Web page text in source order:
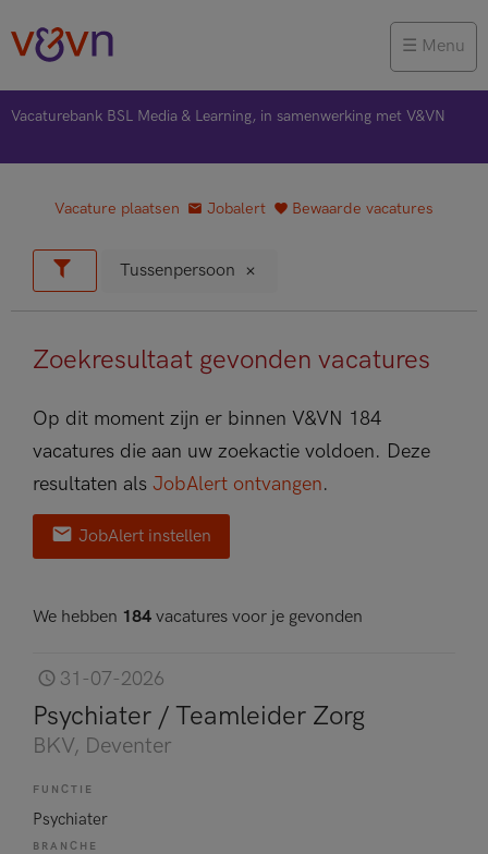
Menu
Vacaturebank BSL Media & Learning, in samenwerking met V&VN
Vacature plaatsen Jobalert Bewaarde vacatures
Tussenpersoon
Zoekresultaat gevonden vacatures
Op dit moment zijn er binnen V&VN 184
vacatures die aan uw zoekactie voldoen. Deze
resultaten als JobAlert ontvangen.
JobAlert instellen
We hebben 184 vacatures voor je gevonden
31-07-2026
Psychiater / Teamleider Zorg
BKV, Deventer
FUNCTIE
Psychiater
BRANCHE